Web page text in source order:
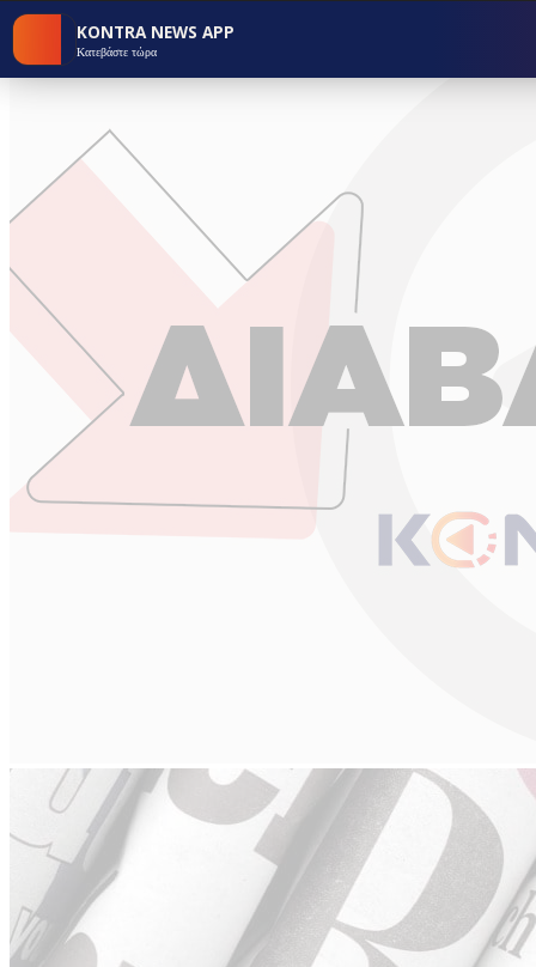
KONTRA NEWS APP
Κατεβάστε τώρα